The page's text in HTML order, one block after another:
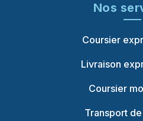
Nos
Coursier
Livraison
Coursier
Transport